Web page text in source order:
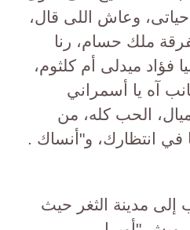
وعاش اللى قال،
ملك حسام، رنا
فؤاد ميدلى أم كلثوم،
آه يا أسمراني
ميال، الحب كله، من
في انتظارك، و"أنساك .
مدينة الثغر حيث